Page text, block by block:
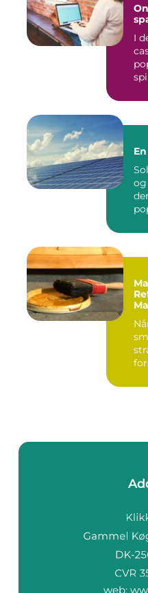
I
web: